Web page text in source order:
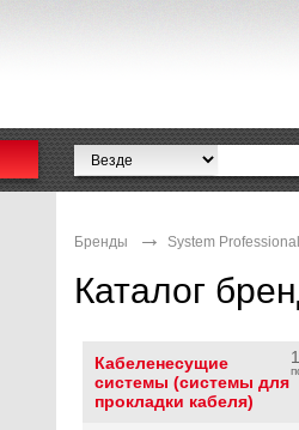
Бренды System
Каталог
Кабеленесущие
системы (системы для
прокладки кабеля)